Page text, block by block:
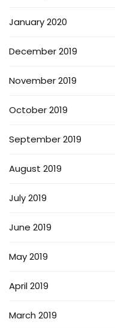
January 2020
December 2019
November 2019
October 2019
September 2019
August 2019
July 2019
June 2019
May 2019
April 2019
March 2019